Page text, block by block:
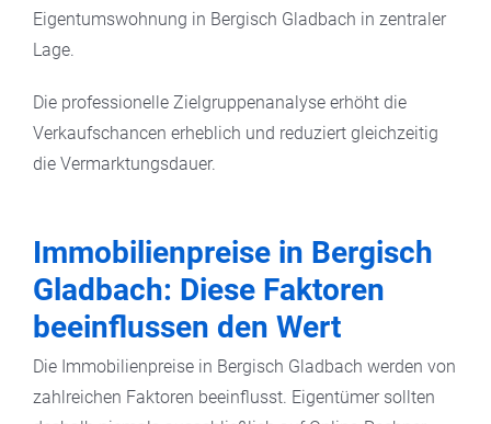
Eigentumswohnung in Bergisch Gladbach in zentraler
Lage.
Die professionelle Zielgruppenanalyse erhöht die
Verkaufschancen erheblich und reduziert gleichzeitig
die Vermarktungsdauer.
Immobilienpreise in Bergisch
Gladbach: Diese Faktoren
beeinflussen den Wert
Die Immobilienpreise in Bergisch Gladbach werden von
zahlreichen Faktoren beeinflusst. Eigentümer sollten